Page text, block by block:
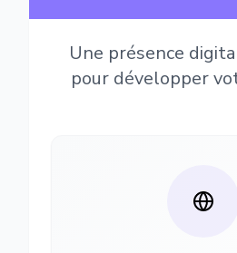
Une présence
pour développer